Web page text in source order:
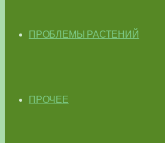
ПРОБЛЕМЫ РАСТЕНИЙ
ПРОЧЕЕ